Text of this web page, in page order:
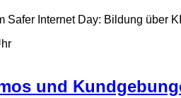
Safer Internet Day: Bildung über
und